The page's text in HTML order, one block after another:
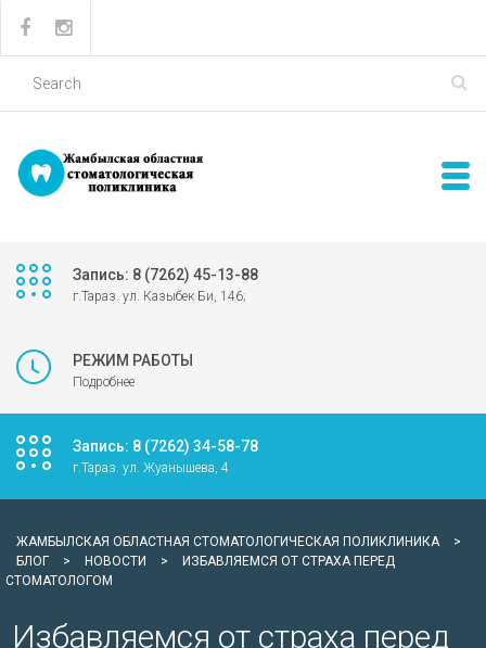
Запись: 8 (7262) 45-13-88
г.Тараз. ул. Казыбек Би, 146;
РЕЖИМ РАБОТЫ
Подробнее
Запись: 8 (7262) 34-58-78
г.Тараз. ул. Жуанышева, 4
ЖАМБЫЛСКАЯ ОБЛАСТНАЯ СТОМАТОЛОГИЧЕСКАЯ ПОЛИКЛИНИКА
>
БЛОГ
> НОВОСТИ >
ИЗБАВЛЯЕМСЯ ОТ СТРАХА ПЕРЕД
СТОМАТОЛОГОМ
Избавляемся от страха перед